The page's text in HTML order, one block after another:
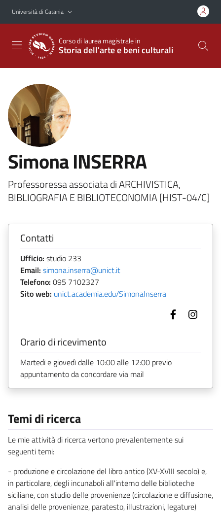
Vai al contenuto principale
Vai al menu di navigazione
Università di Catania
Corso di laurea magistrale in
Storia dell'arte e beni culturali
Simona INSERRA
Professoressa associata di ARCHIVISTICA,
BIBLIOGRAFIA E BIBLIOTECONOMIA [HIST-04/C]
Contatti
Ufficio: studio 233
Email: simona.inserra@unict.it
Telefono: 095 7102327
Sito web: unict.academia.edu/SimonaInserra
Orario di ricevimento
Martedì e giovedì dalle 10:00 alle 12:00 previo
appuntamento da concordare via mail
Temi di ricerca
Le mie attività di ricerca vertono prevalentemente sui
seguenti temi:
- produzione e circolazione del libro antico (XV-XVIII secolo) e,
in particolare, degli incunaboli all'interno delle biblioteche
siciliane, con studio delle provenienze (circolazione e diffusione,
analisi delle provenienze, paratesto, illustrazioni, legature)